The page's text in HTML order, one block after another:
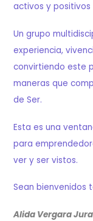
activos y positivos
Un grupo
experiencia,
convirtiendo este
maneras que
de Ser.
Esta es una
para
ver y ser vistos.
Sean bienvenidos
Alida Vergara